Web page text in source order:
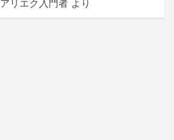
アリエク入門者 より